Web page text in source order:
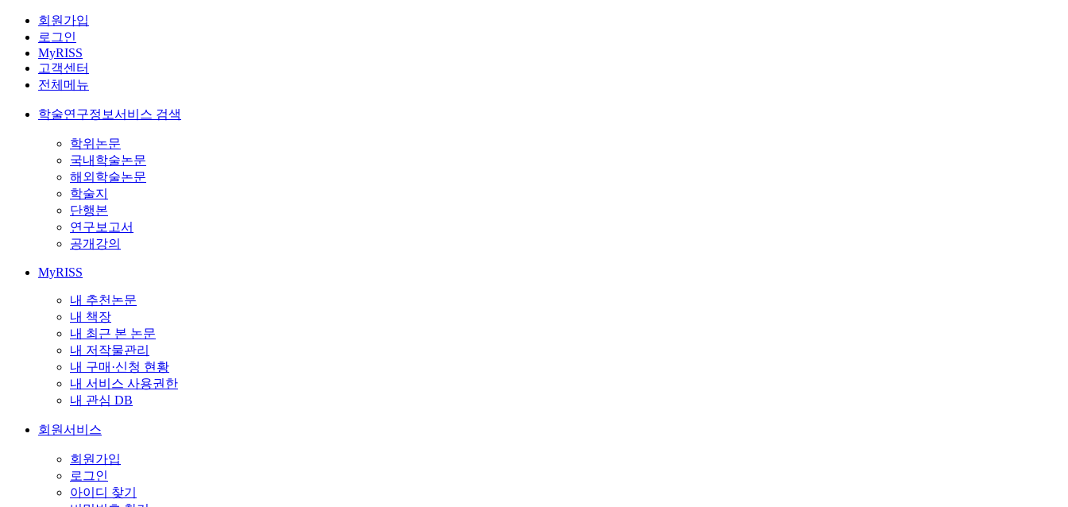
회원가입
로그인
MyRISS
고객센터
전체메뉴
학술연구정보서비스 검색
학위논문
국내학술논문
해외학술논문
학술지
단행본
연구보고서
공개강의
MyRISS
내 추천논문
내 책장
내 최근 본 논문
내 저작물관리
내 구매·신청 현황
내 서비스 사용권한
내 관심 DB
회원서비스
회원가입
로그인
아이디 찾기